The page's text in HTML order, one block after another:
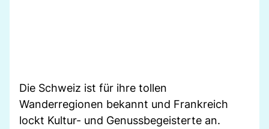
Die Schweiz ist für ihre tollen
Wanderregionen bekannt und Frankreich
lockt Kultur- und Genussbegeisterte an.